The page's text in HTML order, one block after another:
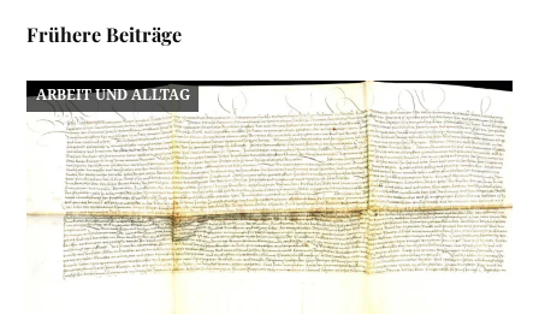
Frühere Beiträge
ARBEIT UND ALLTAG